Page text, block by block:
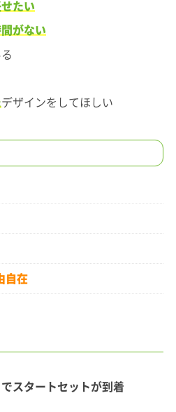
たい
間がない
デザインをしてほしい
自在
スタートセットが到着